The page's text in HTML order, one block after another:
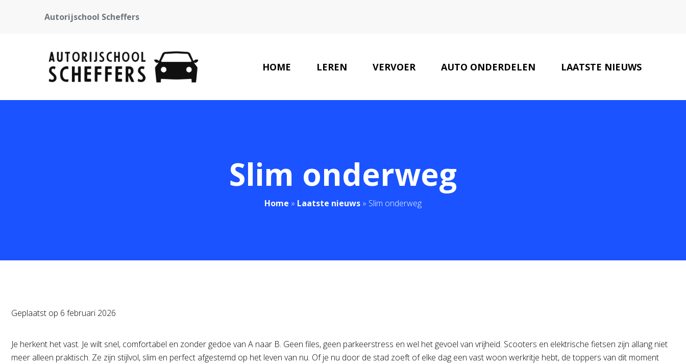
Autorijschool Scheffers
HOME LEREN VERVOER AUTO ONDERDELEN LAATSTE NIEUWS
Slim onderweg
Home » Laatste nieuws » Slim onderweg
Geplaatst op 6 februari 2026
Je herkent het vast. Je wilt snel, comfortabel en zonder gedoe van A naar B. Geen files, geen parkeerstress en wel het gevoel van vrijheid. Scooters en elektrische fietsen zijn allang niet
meer alleen praktisch. Ze zijn stijlvol, slim en perfect afgestemd op het leven van nu. Of je nu door de stad zoeft of elke dag een vast woon werkritje hebt, de toppers van dit moment